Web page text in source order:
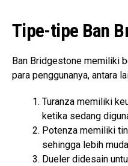
Tipe-tipe Ban
Ban Bridgestone memiliki
para penggunanya, antara
Turanza memiliki
ketika sedang
Potenza memiliki
sehingga lebih
Dueler didesain